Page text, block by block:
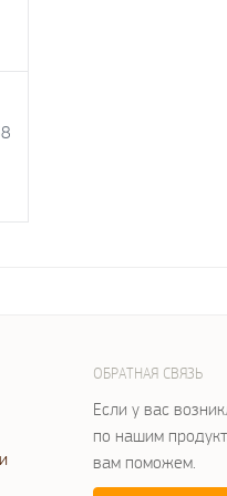
ОБРАТНАЯ СВЯЗЬ
Если у вас
по нашим
вам поможем.